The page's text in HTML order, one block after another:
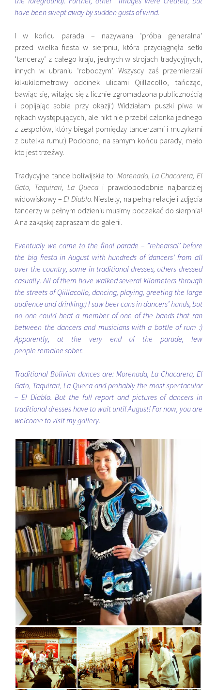
have been swept away by sudden gusts of wind.
I w końcu parada – nazywana ‘próba generalna’
przed wielka fiesta w sierpniu, która przyciągnęła setki
‘tancerzy’ z całego kraju, jednych w strojach tradycyjnych,
innych w ubraniu ‘roboczym’. Wszyscy zaś przemierzali
kilkukilometrowy odcinek ulicami Qiillacollo, tańcząc,
bawiąc się, witając się z licznie zgromadzona publicznością
i popijając sobie przy okazji:) Widziałam puszki piwa w
rękach występujących, ale nikt nie przebił członka jednego
z zespołów, który biegał pomiędzy tancerzami i muzykami
z butelka rumu:) Podobno, na samym końcu parady, mało
kto jest trzeźwy.
Tradycyjne tance boliwijskie to: Morenada, La Chacarera, El
Gato, Taquirari, La Queca i prawdopodobnie najbardziej
widowiskowy –El Diablo. Niestety, na pełną relacje i zdjęcia
tancerzy w pełnym odzieniu musimy poczekać do sierpnia!
A na zakąskę zapraszam do galerii.
Eventualy we came to the final parade – ”rehearsal’ before
the big fiesta in August with hundreds of ‘dancers’ from all
over the country, some in traditional dresses, others dressed
casually. All of them have walked several kilometers through
the streets of Qiillacollo, dancing, playing, greeting the large
audience and drinking:) I saw beer cans in dancers’ hands, but
no one could beat a member of one of the bands that ran
between the dancers and musicians with a bottle of rum :)
Apparently, at the very end of the parade, few
people remaine sober.
Traditional Bolivian dances are: Morenada, La Chacarera, El
Gato, Taquirari, La Queca and probably the most spectacular
– El Diablo. But the full report and pictures of dancers in
traditional dresses have to wait until August! For now, you are
welcome to visit my gallery.